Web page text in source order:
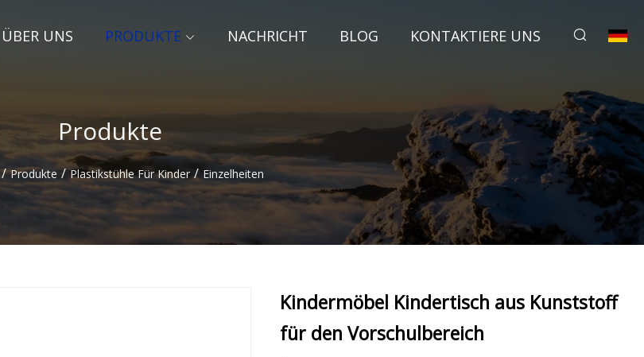
ÜBER UNS PRODUKTE NACHRICHT BLOG KONTAKTIERE UNS
Produkte
/ Produkte / Plastikstühle Für Kinder / Einzelheiten
Kindermöbel Kindertisch aus Kunststoff
für den Vorschulbereich